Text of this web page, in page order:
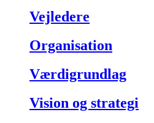
Vejledere
Organisation
Værdigrundlag
Vision og strategi